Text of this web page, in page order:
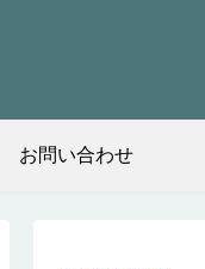
お問い合わせ